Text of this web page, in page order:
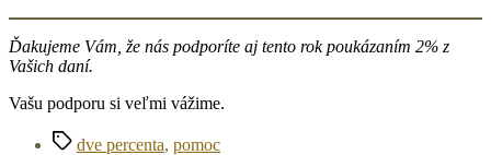
Ďakujeme Vám, že nás podporíte aj tento rok poukázaním 2% z
Vašich daní.
Vašu podporu si veľmi vážime.
Značkydve percenta, pomoc